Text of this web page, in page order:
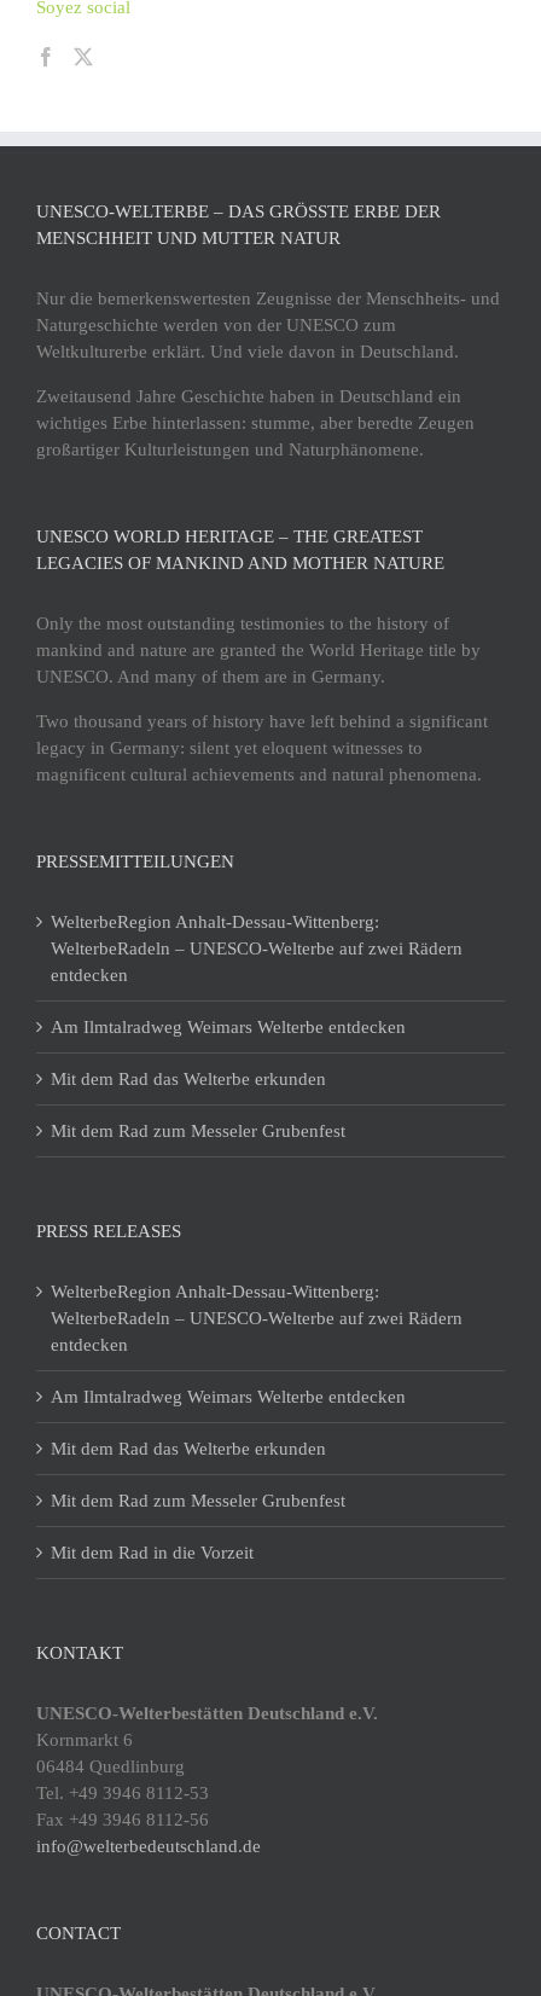
Soyez social
UNESCO-WELTERBE – DAS GRÖSSTE ERBE DER M
ENSCHHEIT UND MUTTER NATUR
Nur die bemerkenswertesten Zeugnisse der Menschheits- und
Naturgeschichte werden von der UNESCO zum
Weltkulturerbe erklärt. Und viele davon in Deutschland.
Zweitausend Jahre Geschichte haben in Deutschland ein
wichtiges Erbe hinterlassen: stumme, aber beredte Zeugen
großartiger Kulturleistungen und Naturphänomene.
UNESCO WORLD HERITAGE – THE GREATEST
LEGACIES OF MANKIND AND MOTHER NATURE
Only the most outstanding testimonies to the history of
mankind and nature are granted the World Heritage title by
UNESCO. And many of them are in Germany.
Two thousand years of history have left behind a significant
legacy in Germany: silent yet eloquent witnesses to
magnificent cultural achievements and natural phenomena.
PRESSEMITTEILUNGEN
WelterbeRegion Anhalt-Dessau-Wittenberg:
WelterbeRadeln – UNESCO-Welterbe auf zwei Rädern
entdecken
Am Ilmtalradweg Weimars Welterbe entdecken
Mit dem Rad das Welterbe erkunden
Mit dem Rad zum Messeler Grubenfest
PRESS RELEASES
WelterbeRegion Anhalt-Dessau-Wittenberg:
WelterbeRadeln – UNESCO-Welterbe auf zwei Rädern
entdecken
Am Ilmtalradweg Weimars Welterbe entdecken
Mit dem Rad das Welterbe erkunden
Mit dem Rad zum Messeler Grubenfest
Mit dem Rad in die Vorzeit
KONTAKT
UNESCO-Welterbestätten Deutschland e.V.
Kornmarkt 6
06484 Quedlinburg
Tel. +49 3946 8112-53
Fax +49 3946 8112-56
info@welterbedeutschland.de
CONTACT